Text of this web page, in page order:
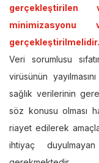
gerçekleştirilmelidir.
Veri sorumlusu
virüsünün
sağlık verilerinin
söz konusu olması
riayet edilerek
ihtiyaç